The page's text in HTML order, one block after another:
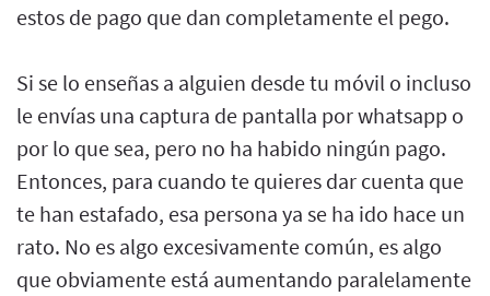
estos de pago que dan completamente el pego.
Si se lo enseñas a alguien desde tu móvil o incluso
le envías una captura de pantalla por whatsapp o
por lo que sea, pero no ha habido ningún pago.
Entonces, para cuando te quieres dar cuenta que
te han estafado, esa persona ya se ha ido hace un
rato. No es algo excesivamente común, es algo
que obviamente está aumentando paralelamente